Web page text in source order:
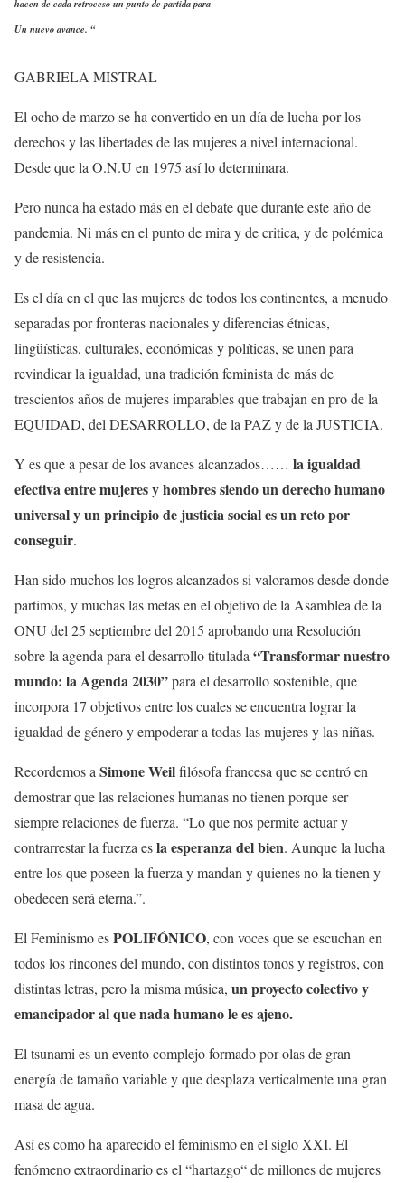
hacen de cada retroceso un punto de partida para
Un nuevo avance. “
GABRIELA MISTRAL
El ocho de marzo se ha convertido en un día de lucha por los
derechos y las libertades de las mujeres a nivel internacional.
Desde que la O.N.U en 1975 así lo determinara.
Pero nunca ha estado más en el debate que durante este año de
pandemia. Ni más en el punto de mira y de critica, y de polémica
y de resistencia.
Es el día en el que las mujeres de todos los continentes, a menudo
separadas por fronteras nacionales y diferencias étnicas,
lingüísticas, culturales, económicas y políticas, se unen para
revindicar la igualdad, una tradición feminista de más de
trescientos años de mujeres imparables que trabajan en pro de la
EQUIDAD, del DESARROLLO, de la PAZ y de la JUSTICIA.
Y es que a pesar de los avances alcanzados…… la igualdad
efectiva entre mujeres y hombres siendo un derecho humano
universal y un principio de justicia social es un reto por
conseguir.
Han sido muchos los logros alcanzados si valoramos desde donde
partimos, y muchas las metas en el objetivo de la Asamblea de la
ONU del 25 septiembre del 2015 aprobando una Resolución
sobre la agenda para el desarrollo titulada “Transformar nuestro
mundo: la Agenda 2030”para el desarrollo sostenible, que
incorpora 17 objetivos entre los cuales se encuentra lograr la
igualdad de género y empoderar a todas las mujeres y las niñas.
Recordemos a Simone Weilfilósofa francesa que se centró en
demostrar que las relaciones humanas no tienen porque ser
siempre relaciones de fuerza. “Lo que nos permite actuar y
contrarrestar la fuerza esla esperanza del bien. Aunque la lucha
entre los que poseen la fuerza y mandan y quienes no la tienen y
obedecen será eterna.”.
El Feminismo esPOLIFÓNICO, con voces que se escuchan en
todos los rincones del mundo, con distintos tonos y registros, con
distintas letras, pero la misma música, un proyecto colectivo y
emancipador al que nada humano le es ajeno.
El tsunami es un evento complejo formado por olas de gran
energía de tamaño variable y que desplaza verticalmente una gran
masa de agua.
Así es como ha aparecido el feminismo en el siglo XXI. El
fenómeno extraordinario es el “hartazgo“ de millones de mujeres